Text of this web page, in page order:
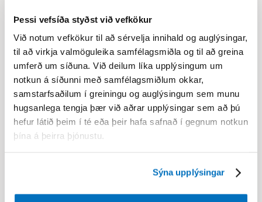
Þessi vefsíða styðst við vefkökur
Við notum vefkökur til að sérvelja innihald og auglýsingar,
til að virkja valmöguleika samfélagsmiðla og til að greina
umferð um síðuna. Við deilum líka upplýsingum um
notkun á síðunni með samfélagsmiðlum okkar,
samstarfsaðilum í greiningu og auglýsingum sem munu
hugsanlega tengja þær við aðrar upplýsingar sem að þú
hefur látið þeim í té eða þeir hafa safnað í gegnum notkun
þína á þeirra þjónustu.
Sýna upplýsingar